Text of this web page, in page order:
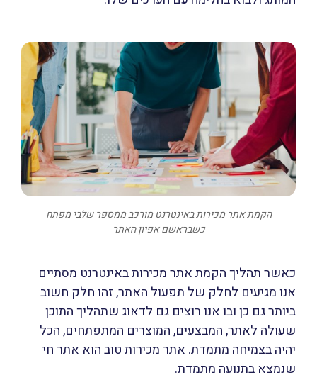
הקמת אתר מכירות באינטרנט מורכב ממספר שלבי מפתח
כשבראשם אפיון האתר
כאשר תהליך הקמת אתר מכירות באינטרנט מסתיים
אנו מגיעים לחלק של תפעול האתר, זהו חלק חשוב
ביותר גם כן ובו אנו רוצים גם לדאוג שתהליך התוכן
שעולה לאתר, המבצעים, המוצרים המתפתחים, הכל
יהיה בצמיחה מתמדת. אתר מכירות טוב הוא אתר חי
שנמצא בתנועה מתמדת.